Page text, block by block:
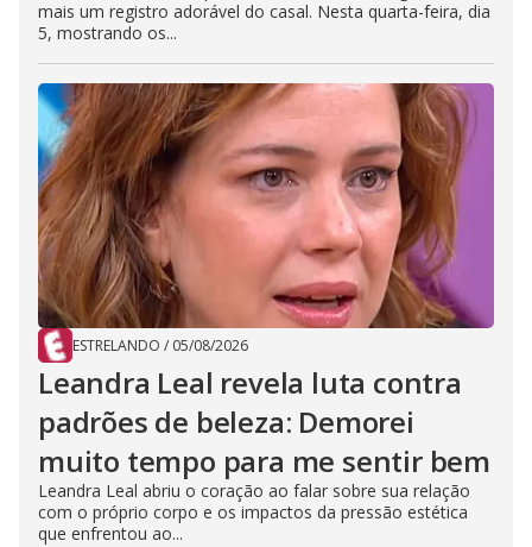
mais um registro adorável do casal. Nesta quarta-feira, dia
5, mostrando os...
ESTRELANDO / 05/08/2026
Leandra Leal revela luta contra
padrões de beleza: Demorei
muito tempo para me sentir bem
Leandra Leal abriu o coração ao falar sobre sua relação
com o próprio corpo e os impactos da pressão estética
que enfrentou ao...